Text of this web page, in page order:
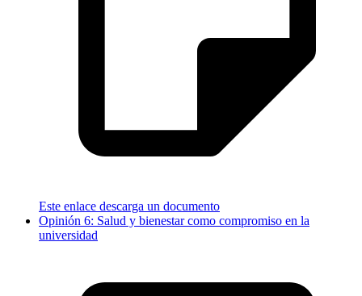
Este enlace descarga un documento
Opinión 6: Salud y bienestar como compromiso en la
universidad